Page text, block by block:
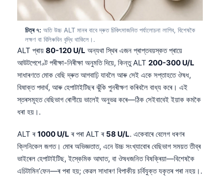
চিত্ৰ ৭: অতি উচ্চ ALT মানৰ বাবে দ্ৰুত চিকিৎসাজনিত পৰ্যালোচনা লাগিব, বিশেষকৈ
লক্ষণ বা বিলিৰুবিন বৃদ্ধি থাকিলে।.
ALT প্ৰায় 80-120 U/L অন্যথা স্থিৰ এজন প্ৰাপ্তবয়স্কত প্ৰায়ে
আউটপেশেণ্ট পৰীক্ষা-নিৰীক্ষা অনুমতি দিয়ে, কিন্তু ALT 200-300 U/L
সাধাৰণতে মোক বেছি দ্ৰুত আগবাঢ়ি যাবলৈ আৰু সেই একে সপ্তাহতে ঔষধ,
বিষাক্ত পদাৰ্থ, আৰু হেপাটাইটিছৰ ঝুঁকি পুনৰীক্ষণ কৰিবলৈ বাধ্য কৰে। এই
স্তৰসমূহত বেছিভাগ ৰোগীয়ে ভালেই অনুভৱ কৰে—ঠিক সেইবাবেই ইয়াক কমকৈ
ধৰা হয়।.
ALT ৰ 1000 U/L ৰ পৰা ALT ৰ 58 U/L. একেবাৰে বেলেগ ধৰণৰ
ক্লিনিকেল জগত। মোৰ অভিজ্ঞতাত, এনে উচ্চ সংখ্যাবোৰ বেছিভাগ সময়ত তীব্ৰ
ভাইৰেল হেপাটাইটিছ, ইস্কেমিক আঘাত, বা ঔষধজনিত বিষক্ৰিয়া—বিশেষকৈ
এচিটামিন’ফেন—ৰ পৰা হয়; কেৱল সাধাৰণ বিপাকীয় চৰ্বিযুক্ত যকৃতৰ পৰা নহয়।.
Hrvatski
Slovenčina
كوردی‎
سنڌي
සිංහල
Latviešu valoda
Македонски јазик
Euskara
Gàidhlig